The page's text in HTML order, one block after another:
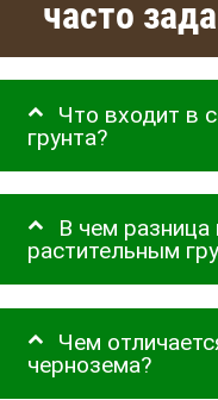
часто
Что входит в
грунта?
В чем
растительным
Чем
чернозема?